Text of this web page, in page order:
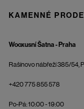
KAMENNÉ
Wooxusní Šatna - Praha
Rašínovo nábřeží 385/54,
+420 775 855 578
Po-Pá: 10:00 - 19:00